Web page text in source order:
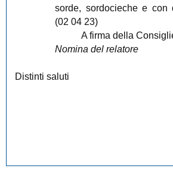
sorde, sordocieche e con
(02 04 23)
A firma della
Nomina del relatore
Distinti saluti